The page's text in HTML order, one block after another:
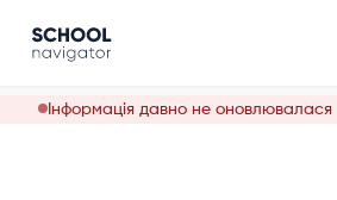
Інформація давно не оновлювалася